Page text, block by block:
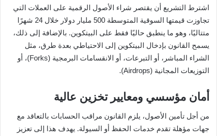
اشترط التشريع أن يقتصر شراء الأصول الرقمية على العملات التي
تجاوزت قيمتها السوقية المتوسطة 500 مليار دولار خلال 24 شهرًا
متتاليًا، وهو ما ينطبق حاليًا فقط على البيتكوين. بالإضافة إلى ذلك،
يسمح القانون بإدخال البيتكوين إلى الاحتياطي بعدة طرق، مثل
الشراء المباشر، أو التبرعات، أو الانقسامات البرمجية (Forks)، أو
التوزيعات المجانية (Airdrops).
أمان مؤسسي ومعايير تخزين عالية
من أجل تأمين الأصول، يلزم القانون مراقب الحسابات بالتعاقد مع
جهات مؤهلة تقدم خدمات الحفظ أو السيولة. يهدف هذا إلى تعزيز